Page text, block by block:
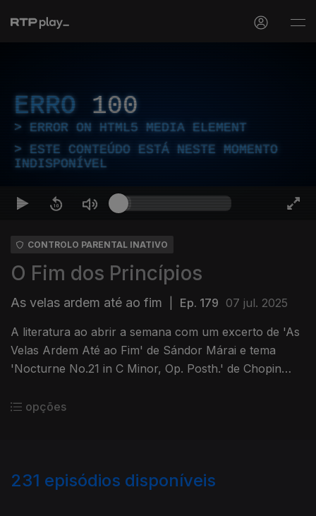
ERRO 100
ERROR ON HTML5 MEDIA ELEMENT
ESTE CONTEÚDO ESTÁ NESTE MOMENTO
INDISPONÍVEL
CONTROLO PARENTAL INATIVO
O Fim dos Princípios
As velas ardem até ao fim Ep. 179 07 jul. 2025
A literatura ao abrir a semana com um excerto de 'As
Velas Ardem Até ao Fim' de Sándor Márai e tema
'Nocturne No.21 in C Minor, Op. Posth.' de Chopin
opções
231 episódios disponíveis